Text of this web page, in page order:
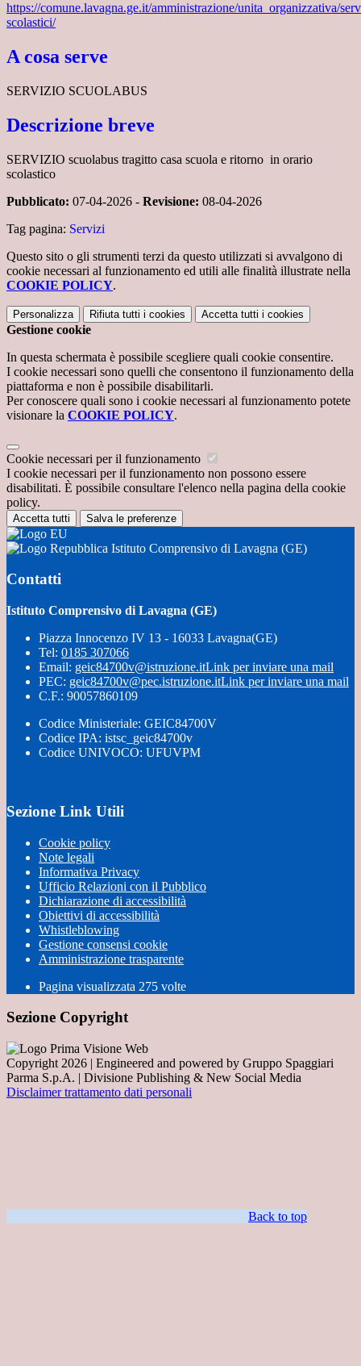
https://comune.lavagna.ge.it/amministrazione/unita_organizzativa/
scolastici/
A cosa serve
SERVIZIO SCUOLABUS
Descrizione breve
SERVIZIO scuolabus tragitto casa scuola e ritorno in orario
scolastico
Pubblicato: 07-04-2026 - Revisione: 08-04-2026
Tag pagina: Servizi
Questo sito o gli strumenti terzi da questo utilizzati si avvalgono di
cookie necessari al funzionamento ed utili alle finalità illustrate nella
COOKIE POLICY.
Personalizza Rifiuta tutti i cookies Accetta tutti i cookies
Gestione cookie
In questa schermata è possibile scegliere quali cookie consentire.
I cookie necessari sono quelli che consentono il funzionamento della
piattaforma e non è possibile disabilitarli.
Per conoscere quali sono i cookie necessari al funzionamento potete
visionare la COOKIE POLICY.
Cookie necessari per il funzionamento
I cookie necessari per il funzionamento non possono essere
disabilitati. È possibile consultare l'elenco nella pagina della cookie
policy.
Accetta tutti Salva le preferenze
Istituto Comprensivo di Lavagna (GE)
Contatti
Istituto Comprensivo di Lavagna (GE)
Piazza Innocenzo IV 13 - 16033 Lavagna(GE)
Tel: 0185 307066
Email: geic84700v@istruzione.itLink per inviare una mail
PEC: geic84700v@pec.istruzione.itLink per inviare una mail
C.F.: 90057860109
Codice Ministeriale: GEIC84700V
Codice IPA: istsc_geic84700v
Codice UNIVOCO: UFUVPM
Sezione Link Utili
Cookie policy
Note legali
Informativa Privacy
Ufficio Relazioni con il Pubblico
Dichiarazione di accessibilità
Obiettivi di accessibilità
Whistleblowing
Gestione consensi cookie
Amministrazione trasparente
Pagina visualizzata 275 volte
Sezione Copyright
Copyright 2026 | Engineered and powered by Gruppo Spaggiari
Parma S.p.A. | Divisione Publishing & New Social Media
Disclaimer trattamento dati personali
Back to top